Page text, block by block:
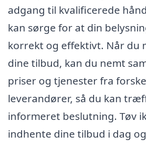
adgang til kvalificerede
kan sørge for at din
korrekt og effektivt. Når du
dine tilbud, kan du nemt
priser og tjenester fra
leverandører, så du kan
informeret beslutning. Tøv
indhente dine tilbud i dag